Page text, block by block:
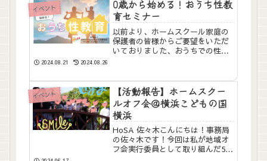
ホームスクール（＝...
イベント
0歳から始める！おうち性教
育セミナー
以前より、ホームスクール家庭の
保護者の皆様からご要望をいただ
いておりました、おうちでの性教
きして、包括的性教育を土台に学
びます。包括的性教育とは、身体
や生殖の仕組みだけでなく、人
間...
2024.08.21 2024.08.26
イベント
【活動報告】ホームスクー
ルオフ会＠横浜こどもの国
横浜
HoSA 佐々木こんにちは！事務局
の佐々木です！今回は私が地域オ
フ会実行委員として取り組んだ5月